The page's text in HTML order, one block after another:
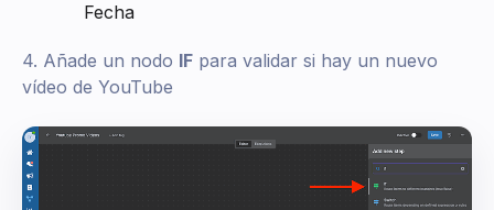
Fecha
4. Añade un nodo IF para validar si hay un nuevo
vídeo de YouTube